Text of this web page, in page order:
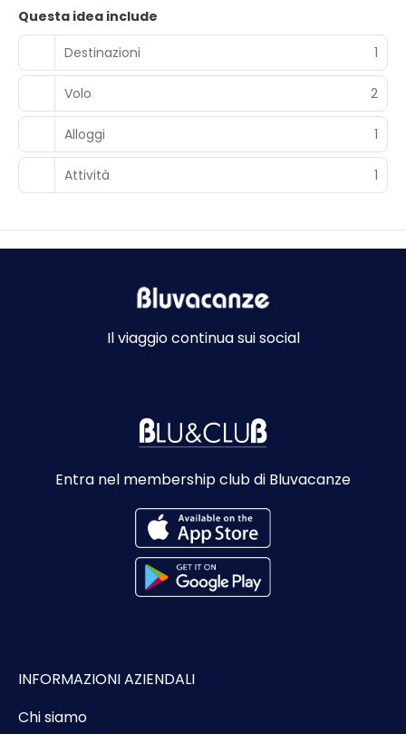
Questa idea include
Destinazioni
1
Volo 2
Alloggi 1
Attività 1
Il viaggio continua sui social
Entra nel membership club di Bluvacanze
INFORMAZIONI AZIENDALI
Chi siamo